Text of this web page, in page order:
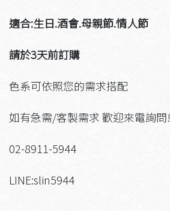
適合:生日.酒會.母親節.情人節
請於3天前訂購
色系可依照您的需求搭配
如有急需/客製需求 歡迎來電詢問!
02-8911-5944
LINE:slin5944